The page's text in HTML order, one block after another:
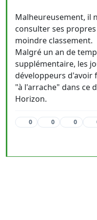
Malheureusement, il
consulter ses
moindre classement.
Malgré un an de
supplémentaire, les
développeurs d'avoir
"à l'arrache" dans ce
Horizon.
0 0 0